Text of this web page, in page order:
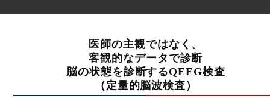
医師の主観ではなく、
客観的なデータで診断
脳の状態を診断するQEEG検査
（定量的脳波検査）